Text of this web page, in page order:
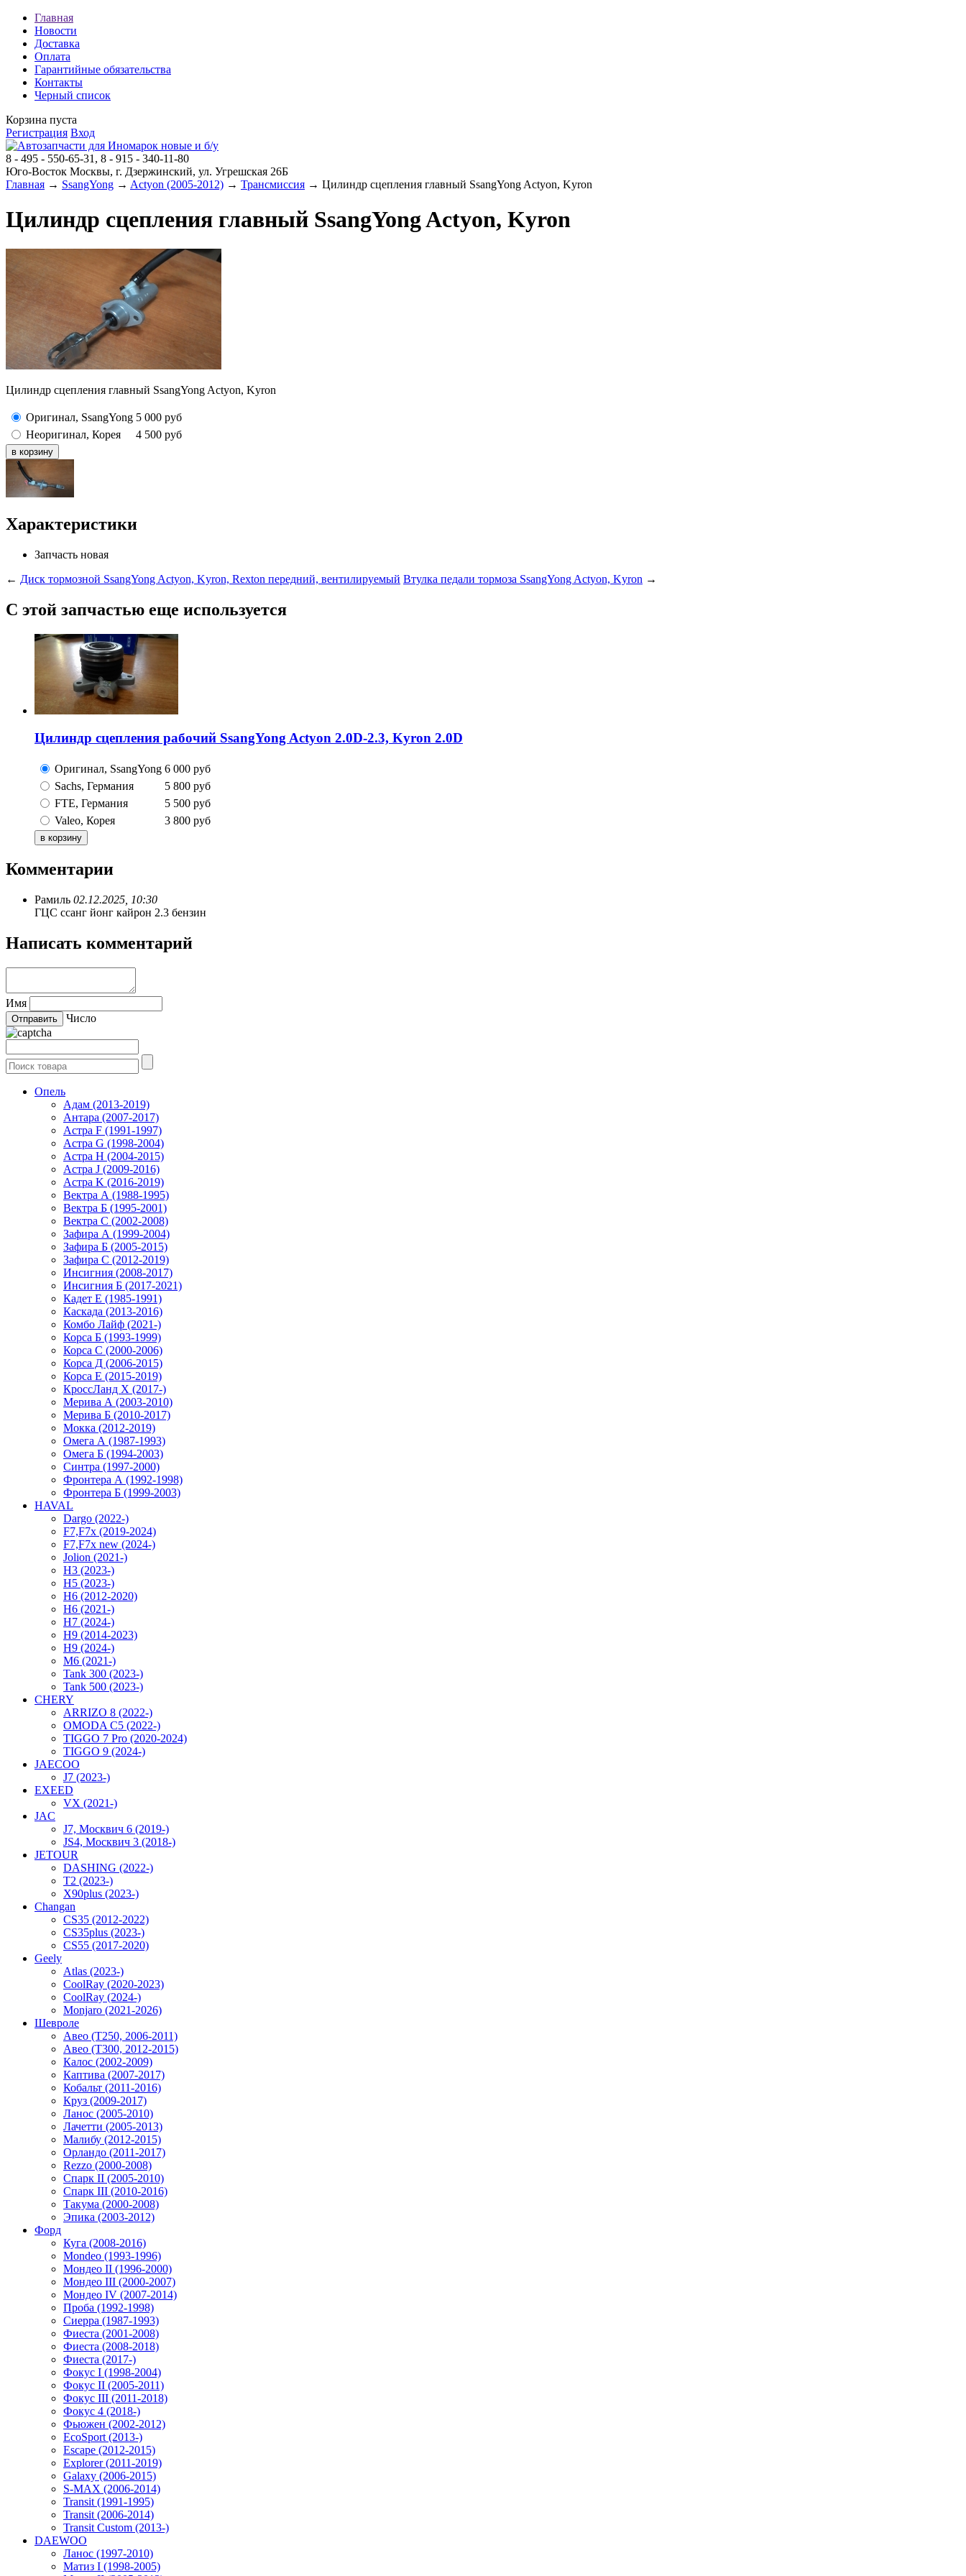
Главная
Новости
Доставка
Оплата
Гарантийные обязательства
Контакты
Черный список
Корзина пуста
Регистрация Вход
8 - 495 - 550-65-31, 8 - 915 - 340-11-80
Юго-Восток Москвы, г. Дзержинский, ул. Угрешская 26Б
Главная → SsangYong → Actyon (2005-2012) → Трансмиссия → Цилиндр сцепления главный SsangYong Actyon, Kyron
Цилиндр сцепления главный SsangYong Actyon, Kyron
Цилиндр сцепления главный SsangYong Actyon, Kyron
Оригинал, SsangYong 5 000 руб
Неоригинал, Корея
4 500 руб
Характеристики
Запчасть новая
← Диск тормозной SsangYong Actyon, Kyron, Rexton передний, вентилируемый Втулка педали тормоза SsangYong Actyon, Kyron →
С этой запчастью еще используется
Цилиндр сцепления рабочий SsangYong Actyon 2.0D-2.3, Kyron 2.0D
Оригинал, SsangYong 6 000 руб
Sachs, Германия
5 800 руб
FTE, Германия
5 500 руб
Valeo, Корея
3 800 руб
Комментарии
Рамиль 02.12.2025, 10:30
ГЦС ссанг йонг кайрон 2.3 бензин
Написать комментарий
Имя
Число
Опель
Адам (2013-2019)
Антара (2007-2017)
Астра F (1991-1997)
Астра G (1998-2004)
Астра H (2004-2015)
Астра J (2009-2016)
Астра K (2016-2019)
Вектра А (1988-1995)
Вектра Б (1995-2001)
Вектра С (2002-2008)
Зафира А (1999-2004)
Зафира Б (2005-2015)
Зафира С (2012-2019)
Инсигния (2008-2017)
Инсигния Б (2017-2021)
Кадет Е (1985-1991)
Каскада (2013-2016)
Комбо Лайф (2021-)
Корса Б (1993-1999)
Корса С (2000-2006)
Корса Д (2006-2015)
Корса E (2015-2019)
КроссЛанд X (2017-)
Мерива А (2003-2010)
Мерива Б (2010-2017)
Мокка (2012-2019)
Омега А (1987-1993)
Омега Б (1994-2003)
Синтра (1997-2000)
Фронтера А (1992-1998)
Фронтера Б (1999-2003)
HAVAL
Dargo (2022-)
F7,F7x (2019-2024)
F7,F7x new (2024-)
Jolion (2021-)
H3 (2023-)
H5 (2023-)
H6 (2012-2020)
H6 (2021-)
H7 (2024-)
H9 (2014-2023)
H9 (2024-)
M6 (2021-)
Tank 300 (2023-)
Tank 500 (2023-)
CHERY
ARRIZO 8 (2022-)
OMODA C5 (2022-)
TIGGO 7 Pro (2020-2024)
TIGGO 9 (2024-)
JAECOO
J7 (2023-)
EXEED
VX (2021-)
JAC
J7, Москвич 6 (2019-)
JS4, Москвич 3 (2018-)
JETOUR
DASHING (2022-)
T2 (2023-)
X90plus (2023-)
Changan
CS35 (2012-2022)
CS35plus (2023-)
CS55 (2017-2020)
Geely
Atlas (2023-)
CoolRay (2020-2023)
CoolRay (2024-)
Monjaro (2021-2026)
Шевроле
Авео (T250, 2006-2011)
Авео (T300, 2012-2015)
Калос (2002-2009)
Каптива (2007-2017)
Кобальт (2011-2016)
Круз (2009-2017)
Ланос (2005-2010)
Лачетти (2005-2013)
Малибу (2012-2015)
Орландо (2011-2017)
Rezzo (2000-2008)
Спарк II (2005-2010)
Спарк III (2010-2016)
Такума (2000-2008)
Эпика (2003-2012)
Форд
Куга (2008-2016)
Mondeo (1993-1996)
Мондео II (1996-2000)
Мондео III (2000-2007)
Мондео IV (2007-2014)
Проба (1992-1998)
Сиерра (1987-1993)
Фиеста (2001-2008)
Фиеста (2008-2018)
Фиеста (2017-)
Фокус I (1998-2004)
Фокус II (2005-2011)
Фокус III (2011-2018)
Фокус 4 (2018-)
Фьюжен (2002-2012)
EcoSport (2013-)
Escape (2012-2015)
Explorer (2011-2019)
Galaxy (2006-2015)
S-MAX (2006-2014)
Transit (1991-1995)
Transit (2006-2014)
Transit Custom (2013-)
DAEWOO
Ланос (1997-2010)
Матиз I (1998-2005)